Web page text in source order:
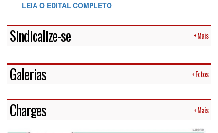
LEIA O EDITAL COMPLETO
Sindicalize-se + Mais
Galerias + Fotos
Charges + Mais